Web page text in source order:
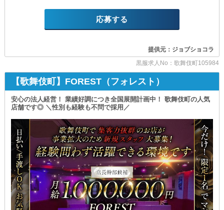
￣￣￣￣￣￣￣￣￣￣￣￣￣
“ナイトワーク＝ハード”
適度な休息で、身も心もリフレッシュできます◎
サポートもお任せあれ！
一緒に経営ノウハウを学びましょう◎
＝＝＝＝＝＝＝＝＝＝＝＝＝＝＝＝＝＝＝＝
まずは《体験入社》へ。
実際の働きやすさや
居心地の良さを確かめれば
より当店を気に入っていただけるはずです！
どなたでもお気軽にご応募ください◎
「向上心を持って働きたい」と考えている方、大歓迎です◎
▼『お祝い金』をプレゼント
入社を決めてくれた方には3万円を贈呈します。
ぜひこのチャンスを逃さないでください！
『昇給・昇格制度』をご用意。
頑張った分だけ、随時お給料がUPするから
高収入も夢ではありません。
また、未経験者さんでも
頑張り次第ですぐにポストに就くことが可能です。
▼あなたの生活面もサポート
『寮あり』なので
引っ越しを考えている方にもオススメです。
お気軽にご相談ください。
応募する
提供元：ジョブショコラ
黒服求人No：歌舞伎町105984
【歌舞伎町】FOREST（フォレスト）
安心の法人経営！ 業績好調につき全国展開計画中！ 歌舞伎町の人気
店舗です◎ ＼性別も経験も不問で採用／